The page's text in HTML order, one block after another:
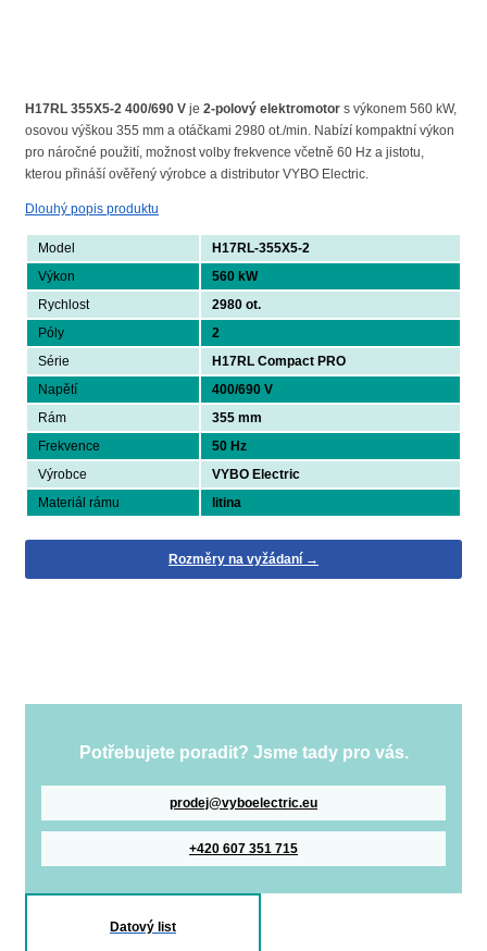
H17RL 355X5-2 400/690 V je 2-polový elektromotor s výkonem 560 kW,
osovou výškou 355 mm a otáčkami 2980 ot./min. Nabízí kompaktní výkon
pro náročné použití, možnost volby frekvence včetně 60 Hz a jistotu,
kterou přináší ověřený výrobce a distributor VYBO Electric.
Dlouhý popis produktu
Model
H17RL-355X5-2
Výkon
560 kW
Rychlost
2980 ot.
Póly
2
Série
H17RL Compact PRO
Napětí
400/690 V
Rám
355 mm
Frekvence
50 Hz
Výrobce
VYBO Electric
Materiál rámu
litina
Rozměry na vyžádaní →
Potřebujete poradit? Jsme tady pro vás.
prodej@vyboelectric.eu
+420 607 351 715
Datový list